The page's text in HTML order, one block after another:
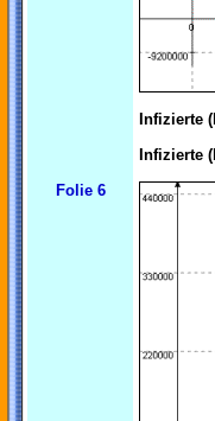
Infizierte
Infizierte
Folie 6